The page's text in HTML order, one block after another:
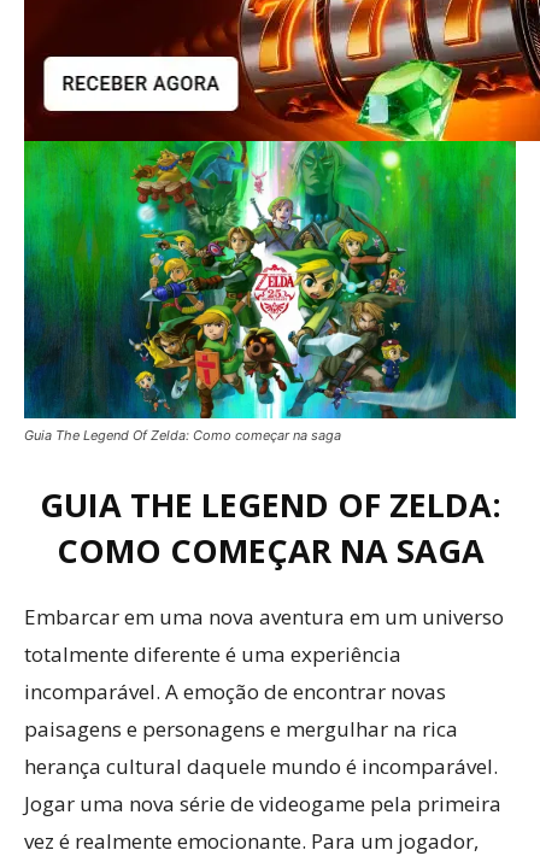
Guia The Legend Of Zelda: Como começar na saga
GUIA THE LEGEND OF ZELDA:
COMO COMEÇAR NA SAGA
Embarcar em uma nova aventura em um universo
totalmente diferente é uma experiência
incomparável. A emoção de encontrar novas
paisagens e personagens e mergulhar na rica
herança cultural daquele mundo é incomparável.
Jogar uma nova série de videogame pela primeira
vez é realmente emocionante. Para um jogador,